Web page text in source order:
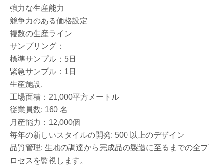
強力な生産能力
競争力のある価格設定
複数の生産ライン
サンプリング：
標準サンプル：5日
緊急サンプル：1日
生産施設:
工場面積：21,000平方メートル
従業員数: 160 名
月産能力：12,000個
毎年の新しいスタイルの開発: 500 以上のデザイン
品質管理: 生地の調達から完成品の製造に至るまでの全プ
ロセスを監視します。